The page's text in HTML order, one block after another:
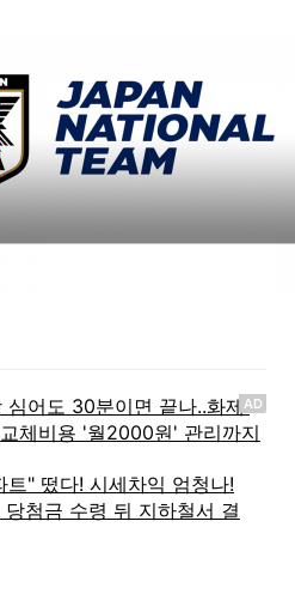
AD